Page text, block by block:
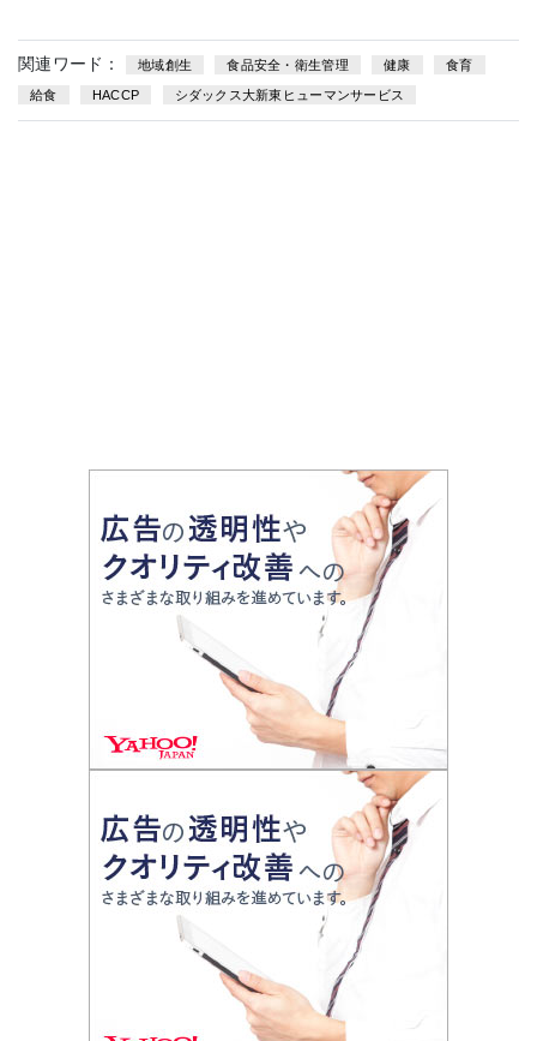
関連ワード： 地域創生 食品安全・衛生管理 健康 食育
給食 HACCP シダックス大新東ヒューマンサービス